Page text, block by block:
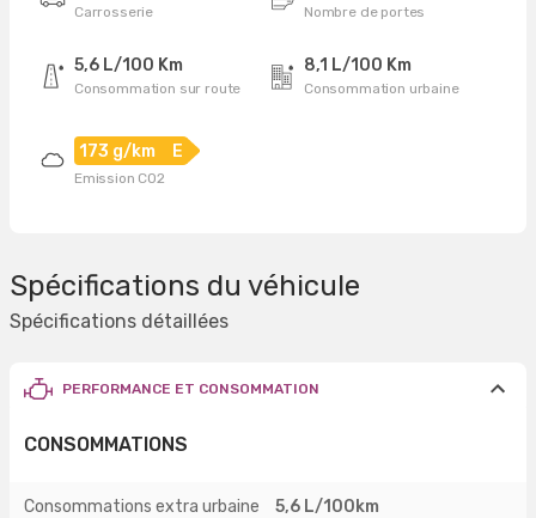
Carrosserie Nombre de portes
5,6 L/100 Km
Consommation sur route
8,1 L/100 Km
Consommation urbaine
173 g/km E
Emission CO2
Spécifications du véhicule
Spécifications détaillées
PERFORMANCE ET CONSOMMATION
CONSOMMATIONS
Consommations extra urbaine 5,6 L/100km